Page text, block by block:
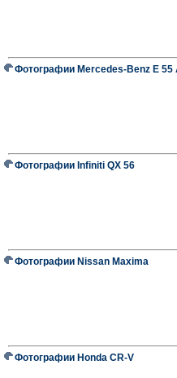
Фотографии Mercedes-Benz E 55
Фотографии Infiniti QX 56
Фотографии Nissan Maxima
Фотографии Honda CR-V